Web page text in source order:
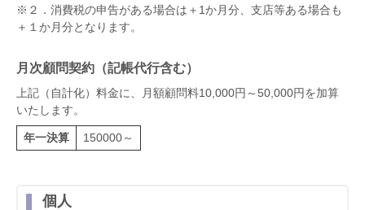
※２．消費税の申告がある場合は＋1か月分、支店等ある場合も
＋１か月分となります。
月次顧問契約（記帳代行含む）
上記（自計化）料金に、月額顧問料10,000円～50,000円を加算
いたします。
年一決算 150000～
個人